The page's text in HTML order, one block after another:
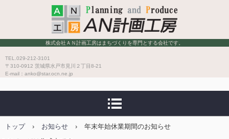
株式会社ＡＮ計画工房
株式会社ＡＮ計画工房はまちづくりを専門とする会社です。
TEL.029-212-3101
〒310-0912 茨城県水戸市見川２丁目8-21
E-mail：anko@star.ocn.ne.jp
トップ › お知らせ ›
年末年始休業期間のお知らせ